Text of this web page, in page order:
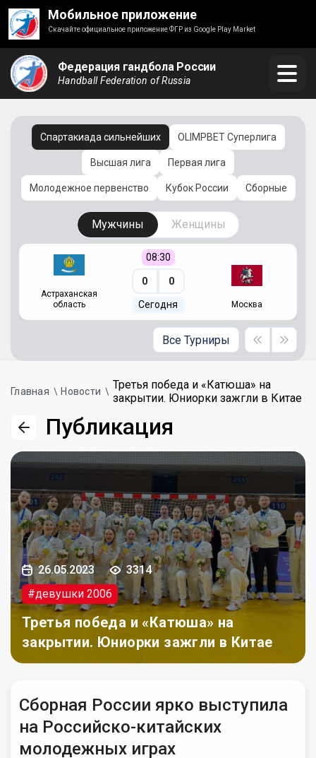
Мобильное приложение
Скачайте официальное приложение ФГР из Google Play Market
Федерация гандбола России
Handball Federation of Russia
Спартакиада сильнейших OLIMPBET Суперлига
Высшая лига Первая лига
Молодежное первенство Кубок России Сборные
Мужчины Женщины
Астраханская
область
08:30
0 0
Сегодня Москва
Все Турниры
Главная Новости
Третья победа и «Катюша» на
закрытии. Юниорки зажгли в Китае
Публикация
26.05.2023
3314
#девушки 2006
Третья победа и «Катюша» на
закрытии. Юниорки зажгли в Китае
Сборная России ярко выступила
на Российско-китайских
молодежных играх